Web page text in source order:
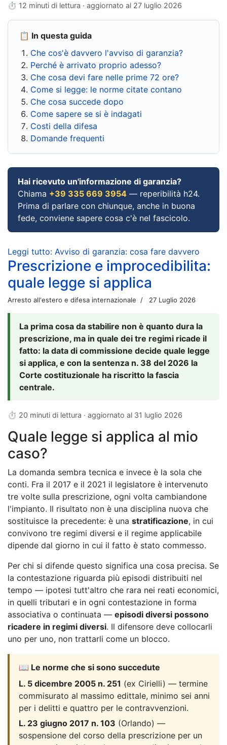
⏱ 12 minuti di lettura · aggiornato al 27 luglio 2026
📋 In questa guida
Che cos'è davvero l'avviso di garanzia?
Perché è arrivato proprio adesso?
Che cosa devi fare nelle prime 72 ore?
Come si legge: le norme citate contano
Che cosa succede dopo
Come sapere se si è indagati
Costi della difesa
Domande frequenti
Hai ricevuto un'informazione di garanzia?
Chiama +39 335 669 3954 — reperibilità h24.
Prima di parlare con chiunque, anche in buona
fede, conviene sapere cosa c'è nel fascicolo.
Leggi tutto: Avviso di garanzia: cosa fare davvero
Prescrizione e improcedibilita:
quale legge si applica
Arresto all'estero e difesa internazionale 27 Luglio 2026
La prima cosa da stabilire non è quanto dura la
prescrizione, ma in quale dei tre regimi ricade il
fatto: la data di commissione decide quale legge
si applica, e con la sentenza n. 38 del 2026 la
Corte costituzionale ha riscritto la fascia
centrale.
⏱ 20 minuti di lettura · aggiornato al 31 luglio 2026
Quale legge si applica al mio
caso?
La domanda sembra tecnica e invece è la sola che
conti. Fra il 2017 e il 2021 il legislatore è intervenuto
tre volte sulla prescrizione, ogni volta cambiandone
l'impianto. Il risultato non è una disciplina nuova che
sostituisce la precedente: è una stratificazione, in cui
convivono tre regimi diversi e il regime applicabile
dipende dal giorno in cui il fatto è stato commesso.
Per chi si difende questo significa una cosa precisa. Se
la contestazione riguarda più episodi distribuiti nel
tempo — ipotesi tutt'altro che rara nei reati economici,
in quelli tributari e in ogni contestazione in forma
associativa o continuata — episodi diversi possono
ricadere in regimi diversi. Il difensore deve collocarli
uno per uno, non trattarli come un blocco.
📖 Le norme che si sono succedute
L. 5 dicembre 2005 n. 251 (ex Cirielli) — termine
commisurato al massimo edittale, minimo sei anni
per i delitti e quattro per le contravvenzioni.
L. 23 giugno 2017 n. 103 (Orlando) —
sospensione del corso della prescrizione per un